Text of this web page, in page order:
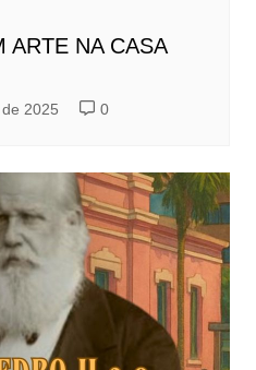
ARTE NA CASA
2025 0